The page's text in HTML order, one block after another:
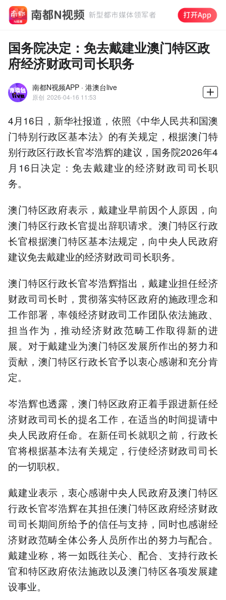
国务院决定：免去戴建业澳门特区政
府经济财政司司长职务
南都N视频APP · 港澳台live
原创 2026-04-16 11:53
4月16日，新华社报道，依照《中华人民共和国澳
门特别行政区基本法》的有关规定，根据澳门特
别行政区行政长官岑浩辉的建议，国务院2026年4
月16日决定：免去戴建业的经济财政司司长职
务。
澳门特区政府表示，戴建业早前因个人原因，向
澳门特区行政长官提出辞职请求。澳门特区行政
长官根据澳门特区基本法规定，向中央人民政府
建议免去戴建业的经济财政司司长职务。
澳门特区行政长官岑浩辉指出，戴建业担任经济
财政司司长时，贯彻落实特区政府的施政理念和
工作部署，率领经济财政司工作团队依法施政、
担当作为，推动经济财政范畴工作取得新的进
展。对于戴建业为澳门特区发展所作出的努力和
贡献，澳门特区行政长官予以衷心感谢和充分肯
定。
岑浩辉也透露，澳门特区政府正着手跟进新任经
济财政司司长的提名工作，在适当的时间提请中
央人民政府任命。在新任司长就职之前，行政长
官将根据基本法有关规定，行使经济财政司司长
的一切职权。
戴建业表示，衷心感谢中央人民政府及澳门特区
行政长官岑浩辉在其担任澳门特区政府经济财政
司司长期间所给予的信任与支持，同时也感谢经
济财政范畴全体公务人员所作出的努力与配合。
戴建业称，将一如既往关心、配合、支持行政长
官和特区政府依法施政以及澳门特区各项发展建
设事业。